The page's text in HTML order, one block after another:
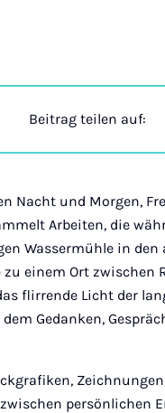
Beitrag teilen auf:
Nacht und Morgen,
Arbeiten, die
Wassermühle in den
einem Ort zwischen
flirrende Licht der
Gedanken,
persönlichen